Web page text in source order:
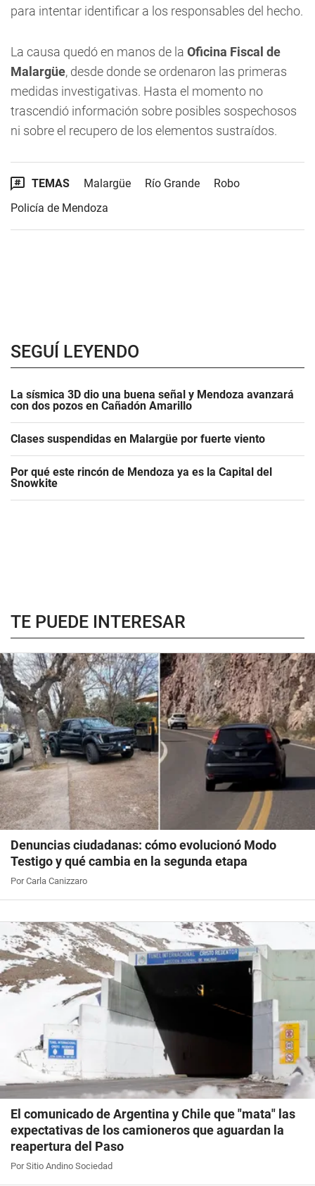
para intentar identificar a los responsables del hecho.
La causa quedó en manos de la Oficina Fiscal de
Malargüe, desde donde se ordenaron las primeras
medidas investigativas. Hasta el momento no
trascendió información sobre posibles sospechosos
ni sobre el recupero de los elementos sustraídos.
TEMAS Malargüe Río Grande
Robo
Policía de Mendoza
SEGUÍ LEYENDO
La sísmica 3D dio una buena señal y Mendoza avanzará
con dos pozos en Cañadón Amarillo
Clases suspendidas en Malargüe por fuerte viento
Por qué este rincón de Mendoza ya es la Capital del
Snowkite
TE PUEDE INTERESAR
Denuncias ciudadanas: cómo evolucionó Modo
Testigo y qué cambia en la segunda etapa
Por Carla Canizzaro
El comunicado de Argentina y Chile que "mata" las
expectativas de los camioneros que aguardan la
reapertura del Paso
Por Sitio Andino Sociedad